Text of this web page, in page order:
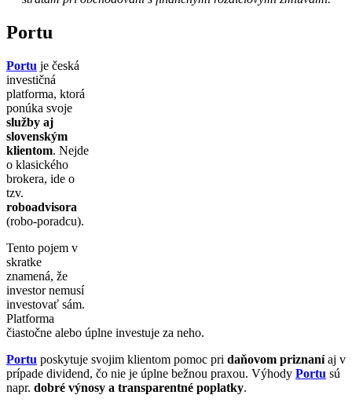
Portu
Portu je česká
investičná
platforma, ktorá
ponúka svoje
služby aj
slovenským
klientom. Nejde
o klasického
brokera, ide o
tzv.
roboadvisora
(robo-poradcu).
Tento pojem v
skratke
znamená, že
investor nemusí
investovať sám.
Platforma
čiastočne alebo úplne investuje za neho.
Portu poskytuje svojim klientom pomoc pri daňovom priznaníaj v
prípade dividend, čo nie je úplne bežnou praxou. Výhody Portu sú
napr. dobré výnosy a transparentné poplatky.